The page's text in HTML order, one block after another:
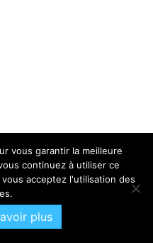
vous garantir la meilleure
continuez à utiliser ce
acceptez l'utilisation des
plus